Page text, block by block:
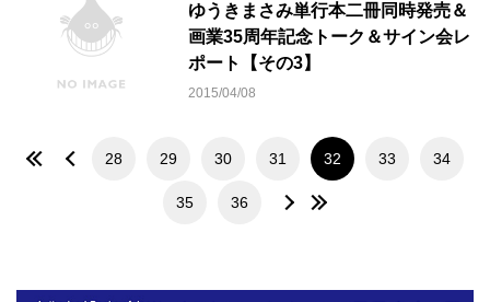
ゆうきまさみ単行本二冊同時発売＆
画業35周年記念トーク＆サイン会レ
ポート【その3】
2015/04/08
28 29 30 31 32 33 34
35 36